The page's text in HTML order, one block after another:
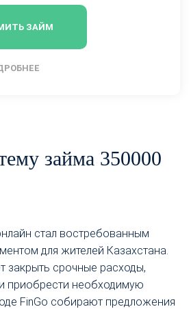
ЗАЙМ
займа 350000
стал востребованным
для жителей Казахстана.
закрыть срочные расходы,
приобрести необходимую
FinGo собирают предложения